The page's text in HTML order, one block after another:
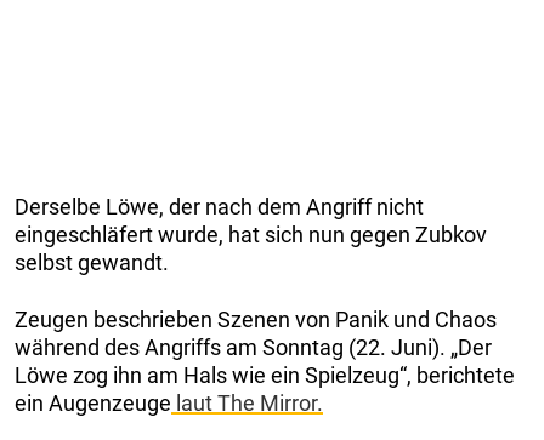
Derselbe Löwe, der nach dem Angriff nicht
eingeschläfert wurde, hat sich nun gegen Zubkov
selbst gewandt.
Zeugen beschrieben Szenen von Panik und Chaos
während des Angriffs am Sonntag (22. Juni). „Der
Löwe zog ihn am Hals wie ein Spielzeug“, berichtete
ein Augenzeuge laut The Mirror.